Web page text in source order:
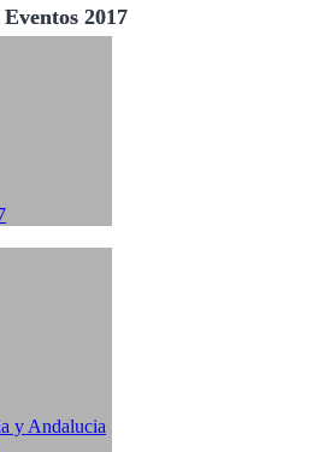
Eventos 2017